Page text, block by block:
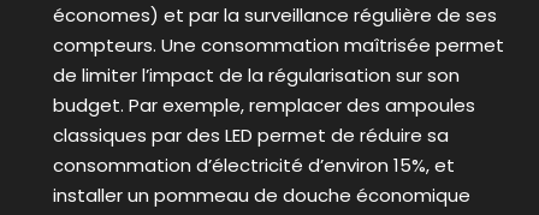
économes) et par la surveillance régulière de ses
compteurs. Une consommation maîtrisée permet
de limiter l’impact de la régularisation sur son
budget. Par exemple, remplacer des ampoules
classiques par des LED permet de réduire sa
consommation d’électricité d’environ 15%, et
installer un pommeau de douche économique